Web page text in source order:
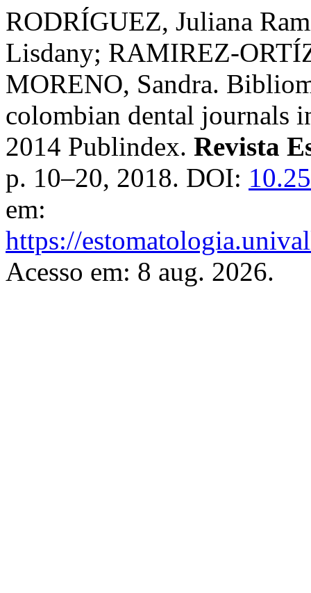
RODRÍGUEZ, Juliana
Lisdany; RAMIREZ-
MORENO, Sandra.
colombian dental journals
2014 Publindex. Revista
p. 10–20, 2018. DOI:
em:
https://
Acesso em: 8 aug. 2026.